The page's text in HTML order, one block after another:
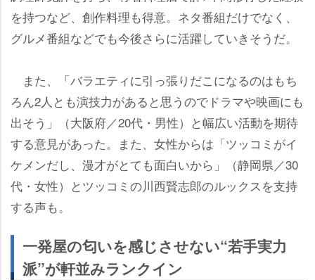
を持つなど、創作料理も得意。ネタ番組だけでなく、
グルメ番組などでも今後さらに活躍していきそうだ。
また、「バラエティに引っ張りだこになるのはもち
ろん2人とも演技力があると思うのでドラマや映画にも
出そう」（大阪府／20代・男性）と幅広い活動を期待
する意見があった。また、女性からは「ツッコミがイ
ケメンだし、漫才がとても面白いから」（静岡県／30
代・女性）とツッコミの川西賢志郎のルックスを支持
する声も。
一発屋の匂いを感じさせない“若手実力
派”が軒並みランクイン